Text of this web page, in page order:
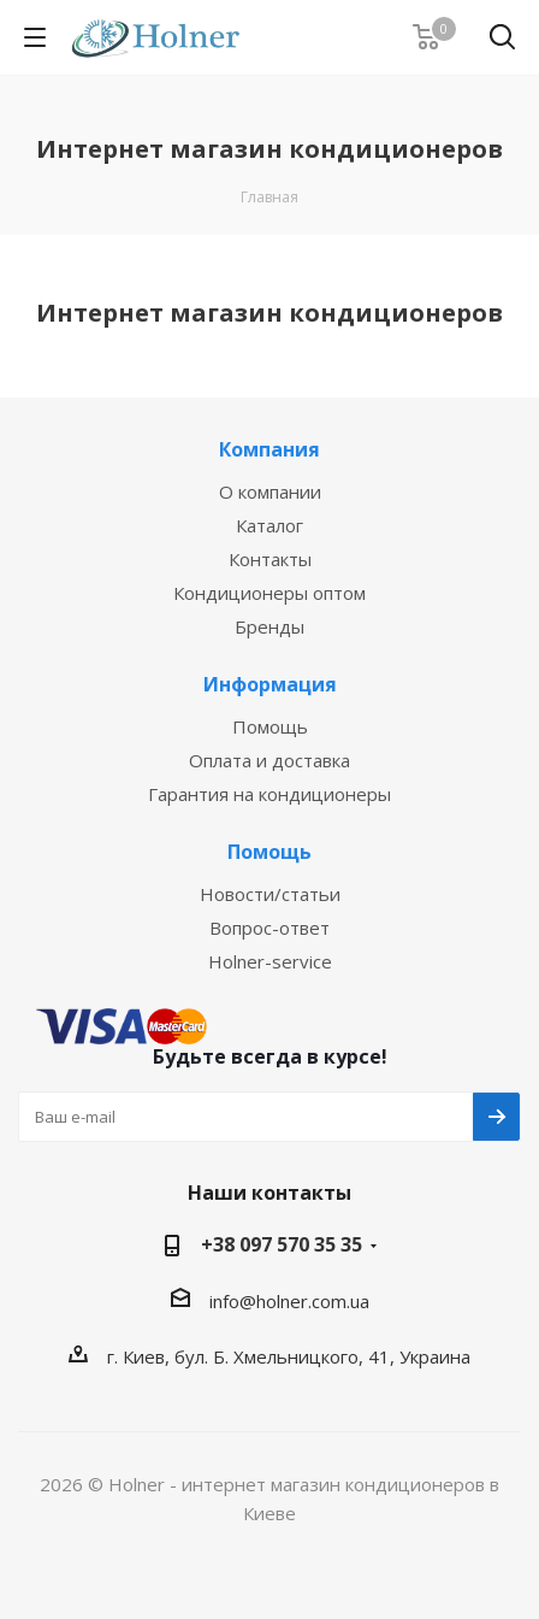
0
Интернет магазин кондиционеров
Главная
Интернет магазин кондиционеров
Компания
О компании
Каталог
Контакты
Кондиционеры оптом
Бренды
Информация
Помощь
Оплата и доставка
Гарантия на кондиционеры
Помощь
Новости/статьи
Вопрос-ответ
Holner-service
Будьте всегда в курсе!
Наши контакты
+38 097 570 35 35
info@holner.com.ua
г. Киев, бул. Б. Хмельницкого, 41, Украина
2026 © Holner - интернет магазин кондиционеров в
Киеве